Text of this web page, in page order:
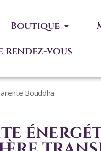
Boutique
rendez-vous
Bouddha